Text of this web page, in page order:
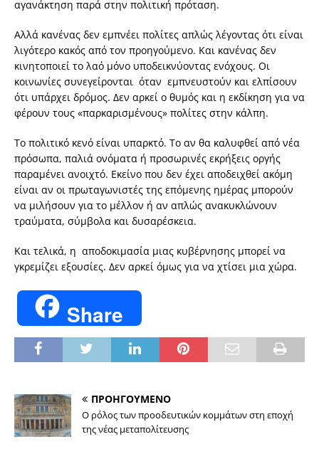
αγανάκτηση παρά στην πολιτική πρόταση.
Αλλά κανένας δεν εμπνέει πολίτες απλώς λέγοντας ότι είναι
λιγότερο κακός από τον προηγούμενο. Και κανένας δεν
κινητοποιεί το λαό μόνο υποδεικνύοντας ενόχους. Οι
κοινωνίες συνεγείρονται όταν εμπνευστούν και ελπίσουν
ότι υπάρχει δρόμος. Δεν αρκεί ο θυμός και η εκδίκηση για να
φέρουν τους «παρκαρισμένους» πολίτες στην κάλπη.
Το πολιτικό κενό είναι υπαρκτό. Το αν θα καλυφθεί από νέα
πρόσωπα, παλιά ονόματα ή προσωρινές εκρήξεις οργής
παραμένει ανοιχτό. Εκείνο που δεν έχει αποδειχθεί ακόμη
είναι αν οι πρωταγωνιστές της επόμενης ημέρας μπορούν
να μιλήσουν για το μέλλον ή αν απλώς ανακυκλώνουν
τραύματα, σύμβολα και δυσαρέσκεια.
Και τελικά, η αποδοκιμασία μιας κυβέρνησης μπορεί να
γκρεμίζει εξουσίες. Δεν αρκεί όμως για να χτίσει μια χώρα.
Share
ΠΡΟΗΓΟΥΜΕΝΟ
Ο ρόλος των προοδευτικών κομμάτων στη εποχή
της νέας μεταπολίτευσης